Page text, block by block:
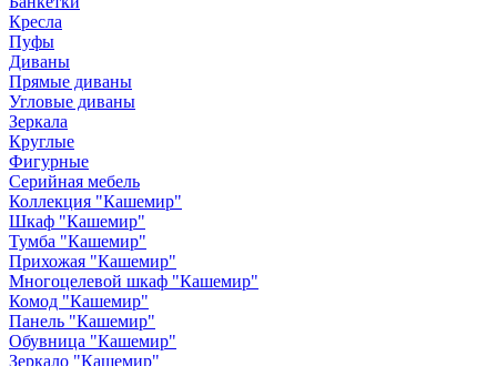
Кресла
Пуфы
Диваны
Прямые диваны
Угловые диваны
Зеркала
Круглые
Фигурные
Серийная мебель
Коллекция "Кашемир"
Шкаф "Кашемир"
Тумба "Кашемир"
Прихожая "Кашемир"
Многоцелевой шкаф "Кашемир"
Комод "Кашемир"
Панель "Кашемир"
Обувница "Кашемир"
Зеркало "Кашемир"